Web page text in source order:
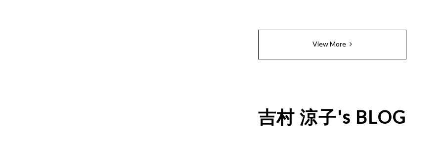
View More
吉村 涼子's BLOG